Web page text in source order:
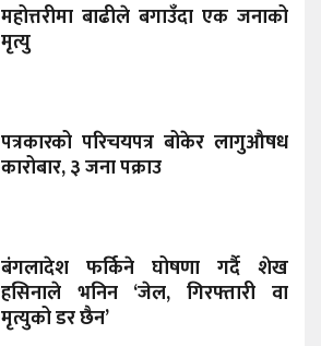
महोत्तरीमा बाढीले बगाउँदा एक जनाको
मृत्यु
पत्रकारको परिचयपत्र बोकेर लागुऔषध
कारोबार, ३ जना पक्राउ
बंगलादेश फर्किने घोषणा गर्दै शेख
हसिनाले भनिन ‘जेल, गिरफ्तारी वा
मृत्युको डर छैन’